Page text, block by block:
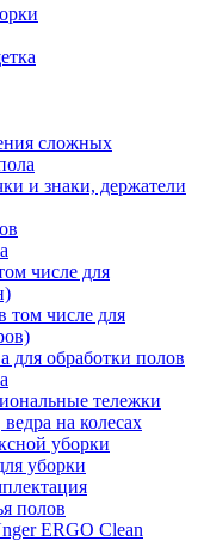
сложных
и знаки, держатели
числе для
том числе для
для обработки полов
тележки
на колесах
уборки
уборки
полов
ERGO Clean